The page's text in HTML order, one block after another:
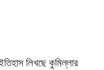
লিখছে কুমিল্লার